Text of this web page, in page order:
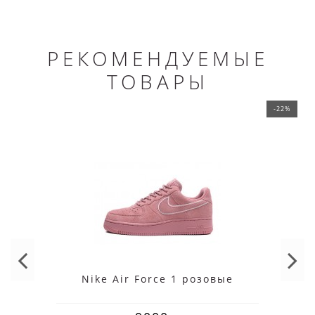
РЕКОМЕНДУЕМЫЕ
ТОВАРЫ
-22%
Nike Air Force 1 розовые